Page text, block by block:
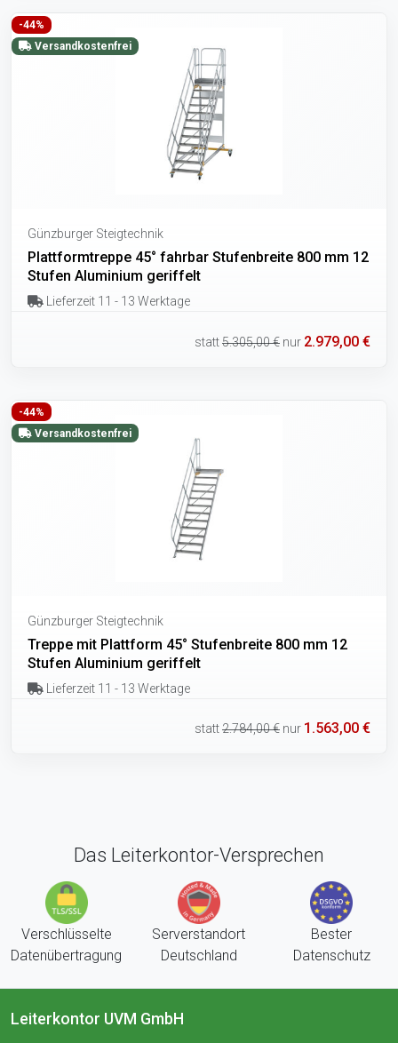
-44%
Versandkostenfrei
Günzburger Steigtechnik
Plattformtreppe 45° fahrbar Stufenbreite 800 mm 12
Stufen Aluminium geriffelt
Lieferzeit 11 - 13 Werktage
statt5.305,00 € nur 2.979,00 €
-44%
Versandkostenfrei
Günzburger Steigtechnik
Treppe mit Plattform 45° Stufenbreite 800 mm 12
Stufen Aluminium geriffelt
Lieferzeit 11 - 13 Werktage
statt2.784,00 € nur 1.563,00 €
Das Leiterkontor-Versprechen
Verschlüsselte
Datenübertragung
Serverstandort
Deutschland
Bester
Datenschutz
Leiterkontor UVM GmbH